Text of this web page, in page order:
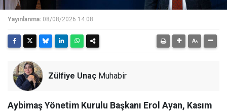
Yayınlanma: 08/08/2026 14:08
Zülfiye Unaç Muhabir
Aybimaş Yönetim Kurulu Başkanı Erol Ayan, Kasım